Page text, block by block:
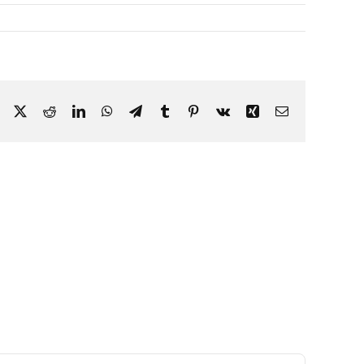
Facebook RedditLinkedInWhatsApp
TelegramTumblr PinterestVk Xing Correo